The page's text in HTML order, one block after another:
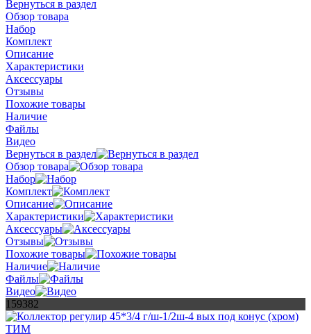
Вернуться в раздел
Обзор товара
Набор
Комплект
Описание
Характеристики
Аксессуары
Отзывы
Похожие товары
Наличие
Файлы
Видео
Вернуться в раздел
Обзор товара
Набор
Комплект
Описание
Характеристики
Аксессуары
Отзывы
Похожие товары
Наличие
Файлы
Видео
159382